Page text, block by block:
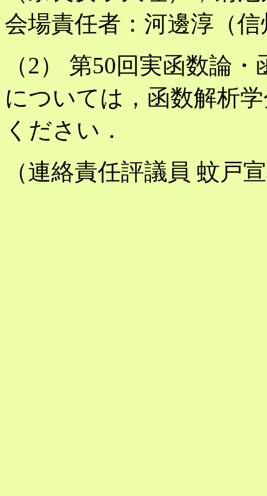
会場責任者：河邊淳（
（2） 第50回実函数論
については，函数解析
ください．
（連絡責任評議員 蚊戸